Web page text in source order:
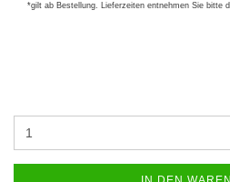
*gilt ab Bestellung. Lieferzeiten entnehmen Sie bitte